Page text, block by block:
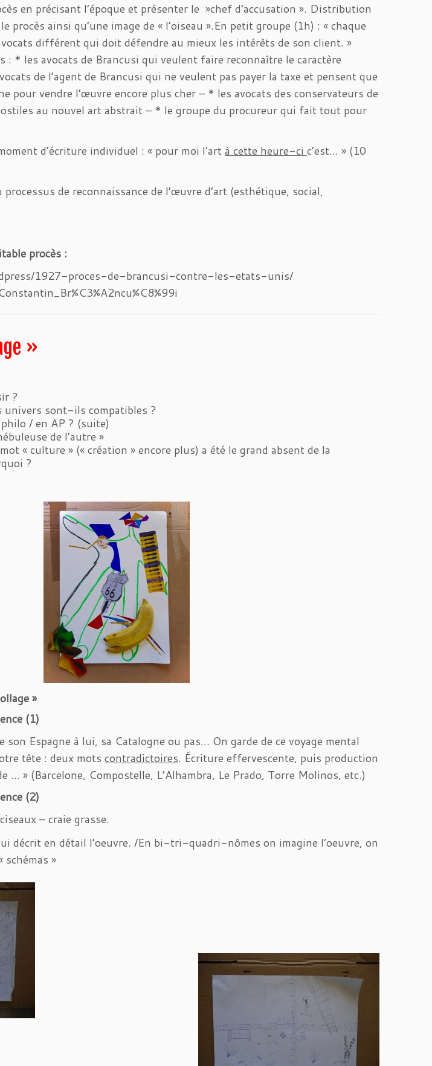
en précisant l’époque et présenter le »chef d’accusation ». Distribution
procès ainsi qu’une image de « l’oiseau ».En petit groupe (1h) : « chaque
différent qui doit défendre au mieux les intérêts de son client. »
: * les avocats de Brancusi qui veulent faire reconnaître le caractère
de l’agent de Brancusi qui ne veulent pas payer la taxe et pensent que
pour vendre l’œuvre encore plus cher – * les avocats des conservateurs de
au nouvel art abstrait – * le groupe du procureur qui fait tout pour
d’écriture individuel : « pour moi l’artà cette heure-ci c’est… » (10
de reconnaissance de l’œuvre d’art (esthétique, social,
procès :
1927-proces-de-brancusi-contre-les-etats-unis/
»
?
univers sont-ils compatibles ?
/ en AP ? (suite)
de l’autre »
« culture » (« création » encore plus) a été le grand absent de la
?
»
(1)
son Espagne à lui, sa Catalogne ou pas… On garde de ce voyage mental
tête : deux mots contradictoires. Écriture effervescente, puis production
… » (Barcelone, Compostelle, L’Alhambra, Le Prado, Torre Molinos, etc.)
(2)
– craie grasse.
décrit en détail l’oeuvre. /En bi-tri-quadri-nômes on imagine l’oeuvre, on
»